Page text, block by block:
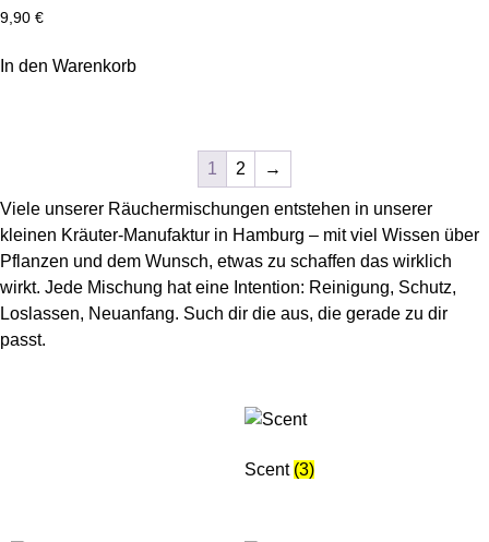
9,90 €
In den Warenkorb
1 2 →
Viele unserer Räuchermischungen entstehen in unserer
kleinen Kräuter-Manufaktur in Hamburg – mit viel Wissen über
Pflanzen und dem Wunsch, etwas zu schaffen das wirklich
wirkt. Jede Mischung hat eine Intention: Reinigung, Schutz,
Loslassen, Neuanfang. Such dir die aus, die gerade zu dir
passt.
Scent (3)